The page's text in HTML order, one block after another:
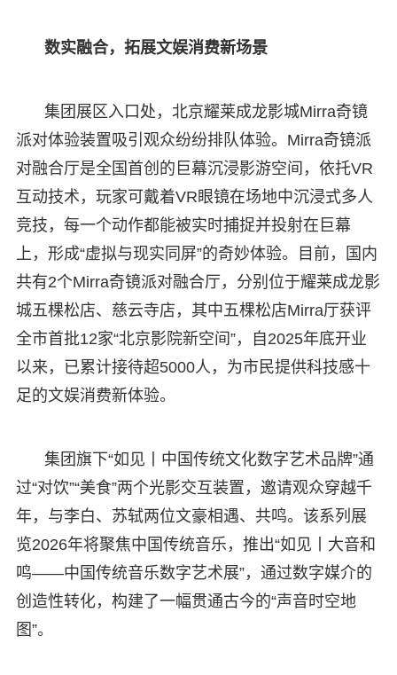
数实融合，拓展文娱消费新场景
集团展区入口处，北京耀莱成龙影城Mirra奇镜
派对体验装置吸引观众纷纷排队体验。Mirra奇镜派
对融合厅是全国首创的巨幕沉浸影游空间，依托VR
互动技术，玩家可戴着VR眼镜在场地中沉浸式多人
竞技，每一个动作都能被实时捕捉并投射在巨幕
上，形成“虚拟与现实同屏”的奇妙体验。目前，国内
共有2个Mirra奇镜派对融合厅，分别位于耀莱成龙影
城五棵松店、慈云寺店，其中五棵松店Mirra厅获评
全市首批12家“北京影院新空间”，自2025年底开业
以来，已累计接待超5000人，为市民提供科技感十
足的文娱消费新体验。
集团旗下“如见丨中国传统文化数字艺术品牌”通
过“对饮”“美食”两个光影交互装置，邀请观众穿越千
年，与李白、苏轼两位文豪相遇、共鸣。该系列展
览2026年将聚焦中国传统音乐，推出“如见丨大音和
鸣——中国传统音乐数字艺术展”，通过数字媒介的
创造性转化，构建了一幅贯通古今的“声音时空地
图”。